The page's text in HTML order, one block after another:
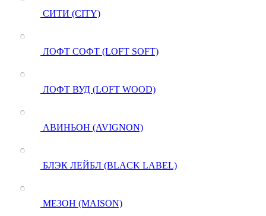
СИТИ (CITY)
ЛОФТ СОФТ (LOFT SOFT)
ЛОФТ ВУД (LOFT WOOD)
АВИНЬОН (AVIGNON)
БЛЭК ЛЕЙБЛ (BLACK LABEL)
МЕЗОН (MAISON)